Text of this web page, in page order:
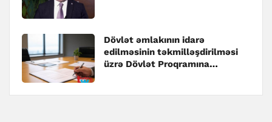
Dövlət əmlakının idarə
edilməsinin təkmilləşdirilməsi
üzrə Dövlət Proqramına